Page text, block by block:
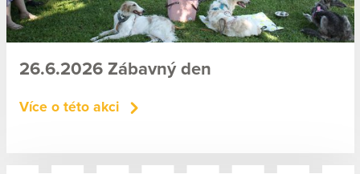
26.6.2026 Zábavný den
Více o této akci